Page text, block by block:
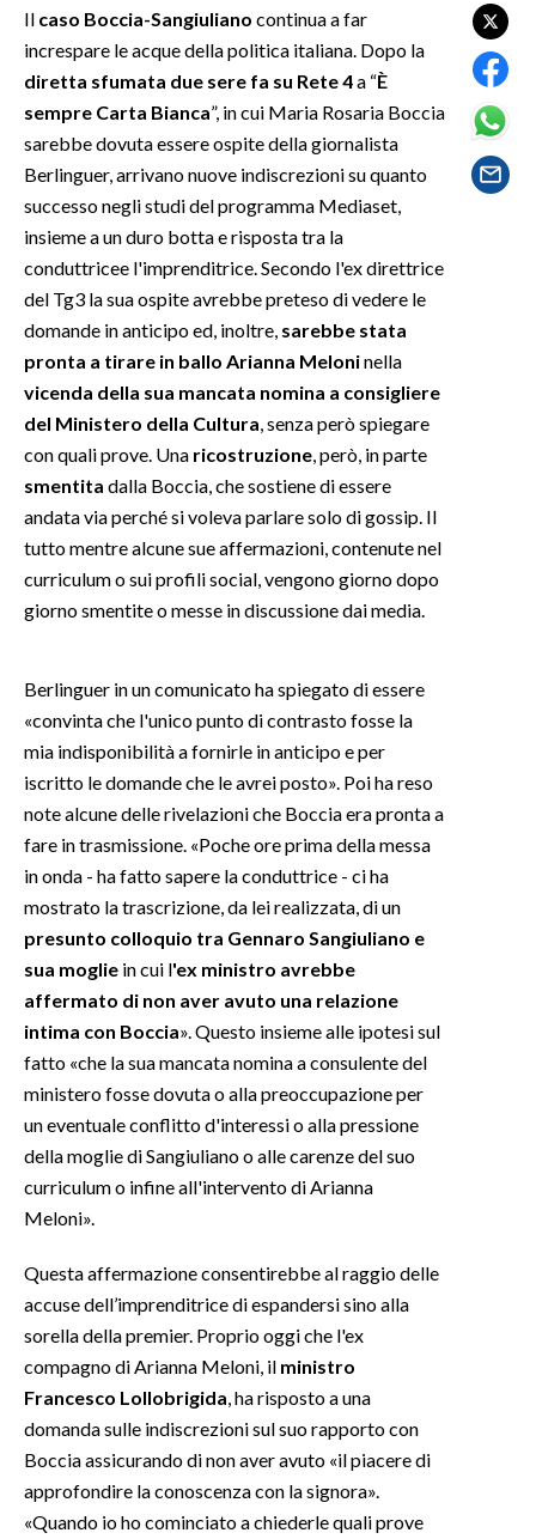
SALUTE
EVENTI
#CARAUNIONE
INSULARITÀ
INFO AZIENDE
ANNUNCI
NECROLOGI
PUBBLICITÀ
STORE
Il caso Boccia-Sangiuliano continua a far
increspare le acque della politica italiana. Dopo la
diretta sfumata due sere fa su Rete 4a “È
sempre Carta Bianca”, in cui Maria Rosaria Boccia
sarebbe dovuta essere ospite della giornalista
Berlinguer, arrivano nuove indiscrezioni su quanto
successo negli studi del programma Mediaset,
insieme a un duro botta e risposta tra la
conduttricee l'imprenditrice. Secondo l'ex direttrice
del Tg3 la sua ospite avrebbe preteso di vedere le
domande in anticipo ed, inoltre, sarebbe stata
pronta a tirare in ballo Arianna Meloninella
vicenda della sua mancata nomina a consigliere
del Ministero della Cultura , senza però spiegare
con quali prove. Una ricostruzione , però, in parte
smentita dalla Boccia, che sostiene di essere
andata via perché si voleva parlare solo di gossip. Il
tutto mentre alcune sue affermazioni, contenute nel
curriculum o sui profili social, vengono giorno dopo
giorno smentite o messe in discussione dai media.
Berlinguer in un comunicato ha spiegato di essere
«convinta che l'unico punto di contrasto fosse la
mia indisponibilità a fornirle in anticipo e per
iscritto le domande che le avrei posto». Poi ha reso
note alcune delle rivelazioni che Boccia era pronta a
fare in trasmissione. «Poche ore prima della messa
in onda - ha fatto sapere la conduttrice - ci ha
mostrato la trascrizione, da lei realizzata, di un
presunto colloquio tra Gennaro Sangiuliano e
sua moglie in cui l'ex ministro avrebbe
affermato di non aver avuto una relazione
intima con Boccia». Questo insieme alle ipotesi sul
fatto «che la sua mancata nomina a consulente del
ministero fosse dovuta o alla preoccupazione per
un eventuale conflitto d'interessi o alla pressione
della moglie di Sangiuliano o alle carenze del suo
curriculum o infine all'intervento di Arianna
Meloni».
Questa affermazione consentirebbe al raggio delle
accuse dell’imprenditrice di espandersi sino alla
sorella della premier. Proprio oggi che l'ex
compagno di Arianna Meloni, il ministro
Francesco Lollobrigida , ha risposto a una
domanda sulle indiscrezioni sul suo rapporto con
Boccia assicurando di non aver avuto «il piacere di
approfondire la conoscenza con la signora».
«Quando io ho cominciato a chiederle quali prove